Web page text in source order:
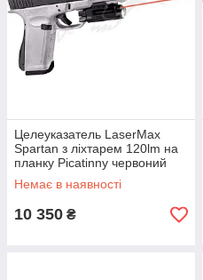
Целеуказатель LaserMax
Spartan з ліхтарем 120lm на
планку Picatinny червоний
Немає в наявності
10 350 ₴